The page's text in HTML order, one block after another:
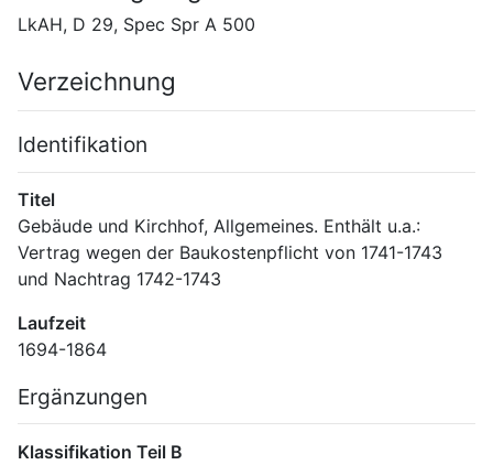
LkAH, D 29, Spec Spr A 500
Verzeichnung
Identifikation
Titel
Gebäude und Kirchhof, Allgemeines. Enthält u.a.:
Vertrag wegen der Baukostenpflicht von 1741-1743
und Nachtrag 1742-1743
Laufzeit
1694-1864
Ergänzungen
Klassifikation Teil B